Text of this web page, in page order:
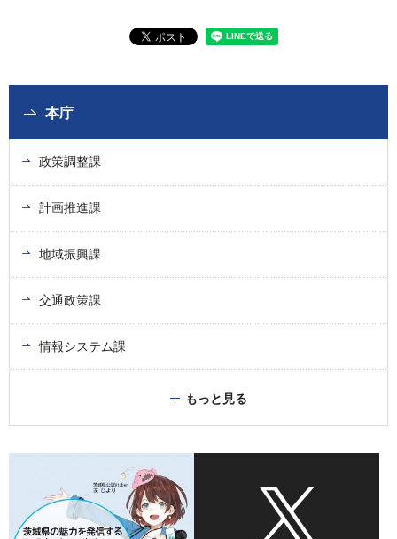
本庁
政策調整課
計画推進課
地域振興課
交通政策課
情報システム課
もっと見る